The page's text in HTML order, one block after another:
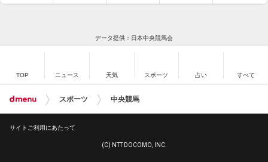
データ提供：日本中央競馬会
TOP ニュース 天気 スポーツ 占い すべて
スポーツ 中央競馬
サイトご利用にあたって
(C) NTT DOCOMO, INC.